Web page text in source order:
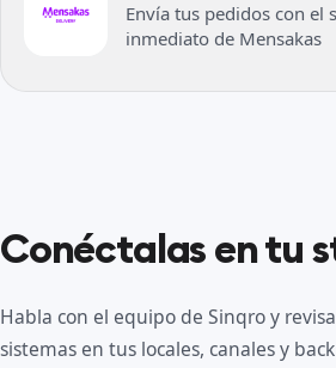
Envía tus pedidos con el
inmediato de Mensakas
Conéctalas en tu
Habla con el equipo de Sinqro y
sistemas en tus locales, canales y